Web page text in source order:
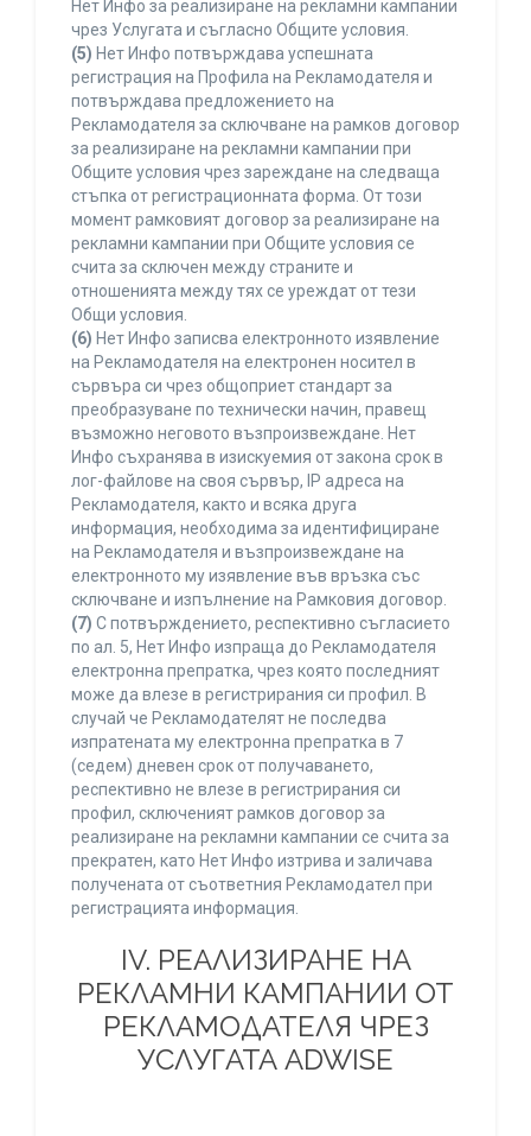
Нет Инфо за реализиране на рекламни кампании
чрез Услугата и съгласно Общите условия.
(5) Нет Инфо потвърждава успешната
регистрация на Профила на Рекламодателя и
потвърждава предложението на
Рекламодателя за сключване на рамков договор
за реализиране на рекламни кампании при
Общите условия чрез зареждане на следваща
стъпка от регистрационната форма. От този
момент рамковият договор за реализиране на
рекламни кампании при Общите условия се
счита за сключен между страните и
отношенията между тях се уреждат от тези
Общи условия.
(6) Нет Инфо записва електронното изявление
на Рекламодателя на електронен носител в
сървъра си чрез общоприет стандарт за
преобразуване по технически начин, правещ
възможно неговото възпроизвеждане. Нет
Инфо съхранява в изискуемия от закона срок в
лог-файлове на своя сървър, IP адреса на
Рекламодателя, както и всяка друга
информация, необходима за идентифициране
на Рекламодателя и възпроизвеждане на
електронното му изявление във връзка със
сключване и изпълнение на Рамковия договор.
(7) С потвърждението, респективно съгласието
по ал. 5, Нет Инфо изпраща до Рекламодателя
електронна препратка, чрез която последният
може да влезе в регистрирания си профил. В
случай че Рекламодателят не последва
изпратената му електронна препратка в 7
(седем) дневен срок от получаването,
респективно не влезе в регистрирания си
профил, сключеният рамков договор за
реализиране на рекламни кампании се счита за
прекратен, като Нет Инфо изтрива и заличава
получената от съответния Рекламодател при
регистрацията информация.
IV. РЕАЛИЗИРАНЕ НА
РЕКЛАМНИ КАМПАНИИ ОТ
РЕКЛАМОДАТЕЛЯ ЧРЕЗ
УСЛУГАТА ADWISE